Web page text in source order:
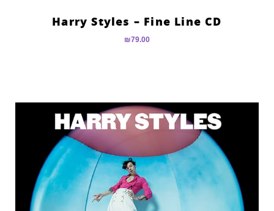
Harry Styles – Fine Line CD
₪79.00